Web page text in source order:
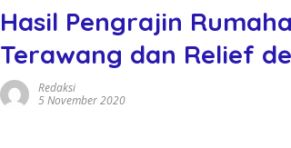
Hasil Pengrajin
Terawang dan Relief
Redaksi
5 November 2020